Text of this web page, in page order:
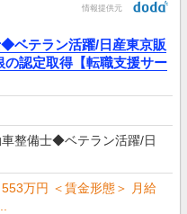
情報提供元
◆ベテラン活躍/日産東京販
認定取得【転職支援サー
車整備士◆ベテラン活躍/日
万円 ＜賃金形態＞ 月給